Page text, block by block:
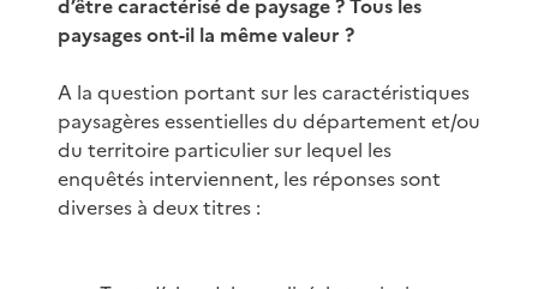
paysages ont-il la même valeur ?
A la question portant sur les caractéristiques
paysagères essentielles du département et/ou
du territoire particulier sur lequel les
enquêtés interviennent, les réponses sont
diverses à deux titres :